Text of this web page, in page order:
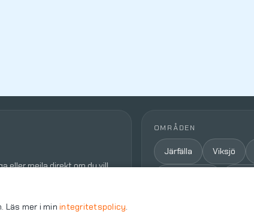
eller mejla direkt om du vill
OMRÅDEN
Järfälla Viksjö
Läs mer i minintegritetspolicy.